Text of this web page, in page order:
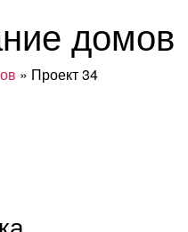
домов
» Проект 34